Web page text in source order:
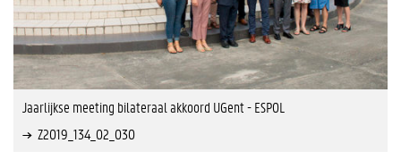
Jaarlijkse meeting bilateraal akkoord UGent - ESPOL
Z2019_134_02_030